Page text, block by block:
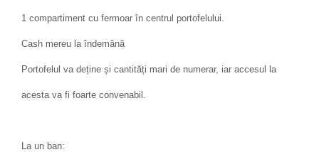
1 compartiment cu fermoar în centrul portofelului.
Cash mereu la îndemână
Portofelul va deține și cantități mari de numerar, iar accesul la
acesta va fi foarte convenabil.
La un ban: